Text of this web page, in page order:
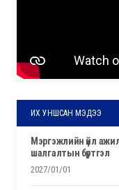
ИХ УНШСАН МЭДЭЭ
мэргэжлийн үйл ажиллагаа эрхлэх зөвшөөрлийн
шалгалтын бүртгэл
2027/01/01